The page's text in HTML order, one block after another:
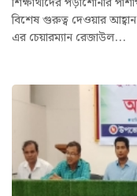
বিশেষ গুরুত্ব দেওয়ার
এর চেয়ারম্যান রেজাউল...